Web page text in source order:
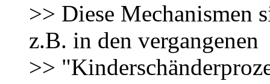
>> Diese Mechanismen
z.B. in den vergangenen
>>